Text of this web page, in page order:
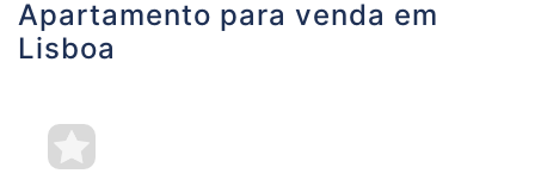
Favoritos
Contacte-
Apartamento para venda em
Lisboa